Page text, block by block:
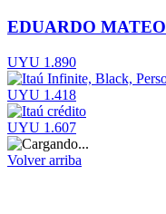
EDUARDO MATEO
UYU 1.890
UYU 1.418
UYU 1.607
Volver arriba